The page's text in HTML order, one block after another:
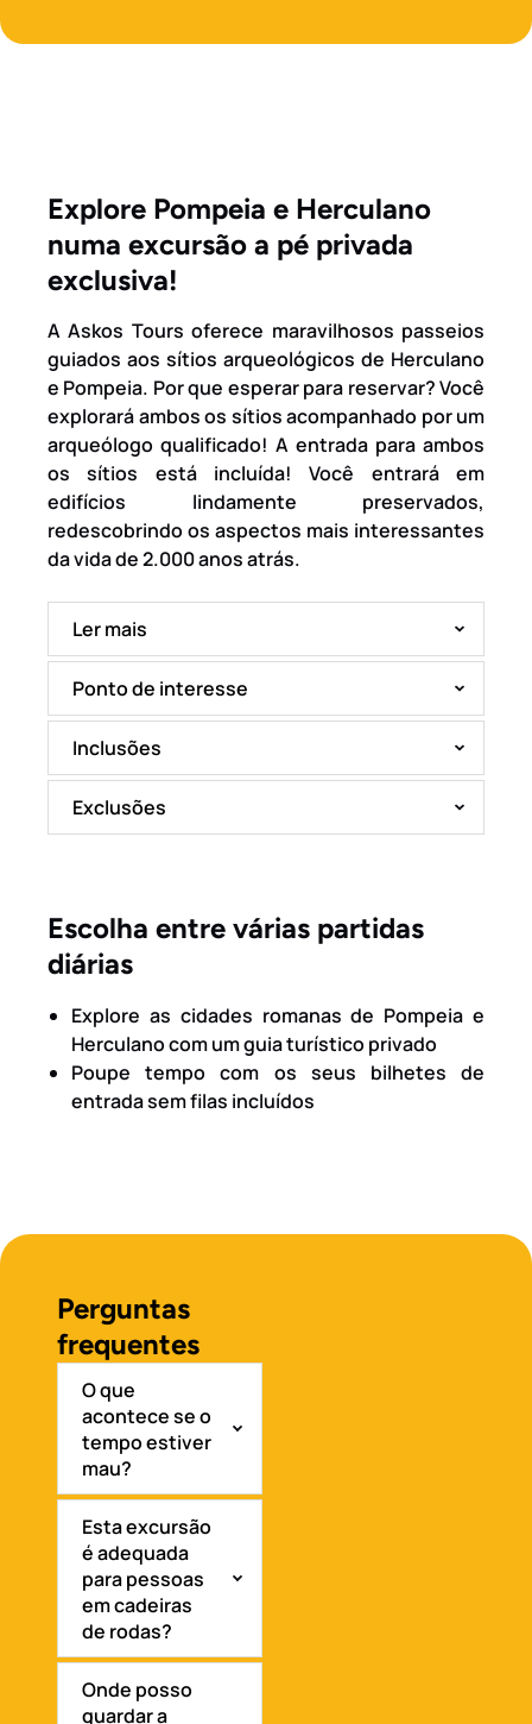
Explore Pompeia e Herculano
numa excursão a pé privada
exclusiva!
A Askos Tours oferece maravilhosos passeios
guiados aos sítios arqueológicos de Herculano
e Pompeia. Por que esperar para reservar? Você
explorará ambos os sítios acompanhado por um
arqueólogo qualificado! A entrada para ambos
os sítios está incluída! Você entrará em
edifícios lindamente preservados,
redescobrindo os aspectos mais interessantes
da vida de 2.000 anos atrás.
Ler mais
Ponto de interesse
Inclusões
Exclusões
Escolha entre várias partidas
diárias
Explore as cidades romanas de Pompeia e
Herculano com um guia turístico privado
Poupe tempo com os seus bilhetes de
entrada sem filas incluídos
Perguntas
frequentes
O que
acontece se o
tempo estiver
mau?
Esta excursão
é adequada
para pessoas
em cadeiras
de rodas?
Onde posso
guardar a